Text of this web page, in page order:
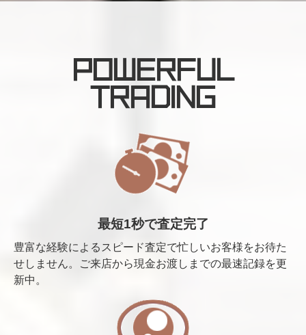
POWERFUL
TRADING
最短1秒で査定完了
豊富な経験によるスピード査定で忙しいお客様をお待た
せしません。ご来店から現金お渡しまでの最速記録を更
新中。